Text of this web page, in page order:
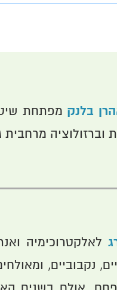
בלנק מפתחת
וברזולוציה מרחבית
לאלקטרוכימיה
נקבוביים,